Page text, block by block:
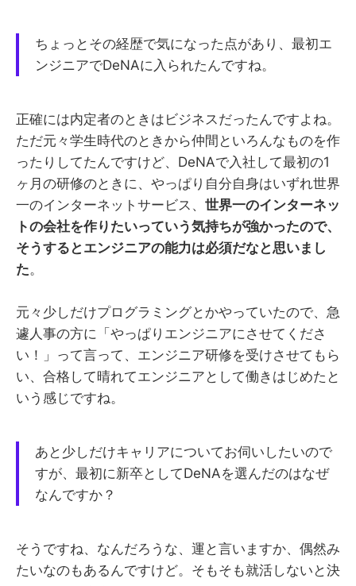
ちょっとその経歴で気になった点があり、最初エ
ンジニアでDeNAに入られたんですね。
正確には内定者のときはビジネスだったんですよね。
ただ元々学生時代のときから仲間といろんなものを作
ったりしてたんですけど、DeNAで入社して最初の1
ヶ月の研修のときに、やっぱり自分自身はいずれ世界
一のインターネットサービス、 世界一のインターネッ
トの会社を作りたいっていう気持ちが強かったので、
そうするとエンジニアの能力は必須だなと思いまし
た。
元々少しだけプログラミングとかやっていたので、急
遽人事の方に「やっぱりエンジニアにさせてくださ
い！」って言って、エンジニア研修を受けさせてもら
い、合格して晴れてエンジニアとして働きはじめたと
いう感じですね。
あと少しだけキャリアについてお伺いしたいので
すが、最初に新卒としてDeNAを選んだのはなぜ
なんですか？
そうですね、なんだろうな、運と言いますか、偶然み
たいなのもあるんですけど。そもそも就活しないと決